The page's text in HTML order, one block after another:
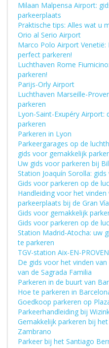
Milaan Malpensa Airport:
parkeerplaats
Praktische tips: Alles wat u
Orio al Serio Airport
Marco Polo Airport
perfect parkeren!
Luchthaven Rome
parkeren!
Parijs-Orly Airport
Luchthaven Marseille-
parkeren
Lyon-Saint-Exupéry Airport:
parkeren
Parkeren in Lyon
Parkeergarages op de
gids voor gemakkelijk
Uw gids voor parkeren bij
Station Joaquín Sorolla:
Gids voor parkeren op de
Handleiding voor het
parkeerplaats bij de Gran
Gids voor gemakkelijk
Gids voor parkeren op de
Station Madrid-Atocha: uw
te parkeren
TGV-station Aix-EN-
De gids voor het vinden
van de Sagrada Familia
Parkeren in de buurt van
Hoe te parkeren in
Goedkoop parkeren op
Parkeerhandleiding bij
Gemakkelijk parkeren bij
Zambrano
Parkeer bij het Santiago